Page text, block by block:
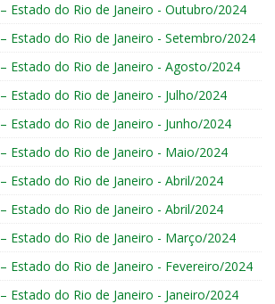
Estado do Rio de Janeiro - Outubro/2024
Estado do Rio de Janeiro - Setembro/2024
Estado do Rio de Janeiro - Agosto/2024
Estado do Rio de Janeiro - Julho/2024
Estado do Rio de Janeiro - Junho/2024
Estado do Rio de Janeiro - Maio/2024
Estado do Rio de Janeiro - Abril/2024
Estado do Rio de Janeiro - Abril/2024
Estado do Rio de Janeiro - Março/2024
Estado do Rio de Janeiro - Fevereiro/2024
Estado do Rio de Janeiro - Janeiro/2024